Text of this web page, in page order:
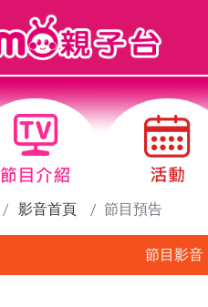
影音首頁 節目預告
節目影音